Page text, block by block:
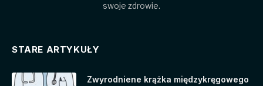
swoje zdrowie.
STARE ARTYKUŁY
Zwyrodniene krążka międzykręgowego